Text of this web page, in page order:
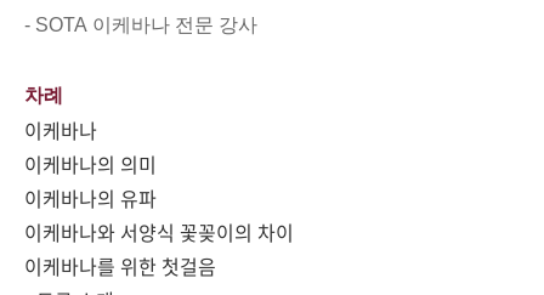
- SOTA 이케바나 전문 강사
차례
이케바나
이케바나의 의미
이케바나의 유파
이케바나와 서양식 꽃꽂이의 차이
이케바나를 위한 첫걸음